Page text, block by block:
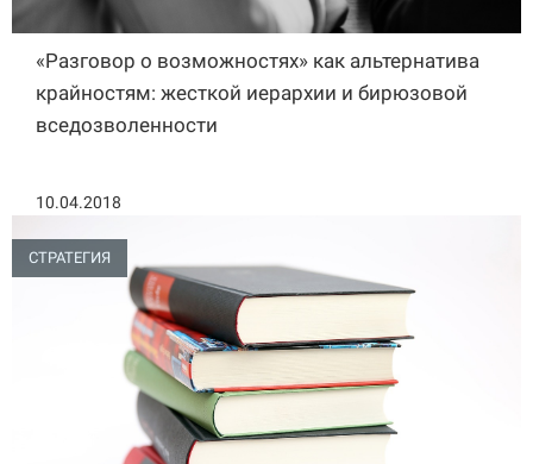
«Разговор о возможностях» как альтернатива
крайностям: жесткой иерархии и бирюзовой
вседозволенности
10.04.2018
СТРАТЕГИЯ